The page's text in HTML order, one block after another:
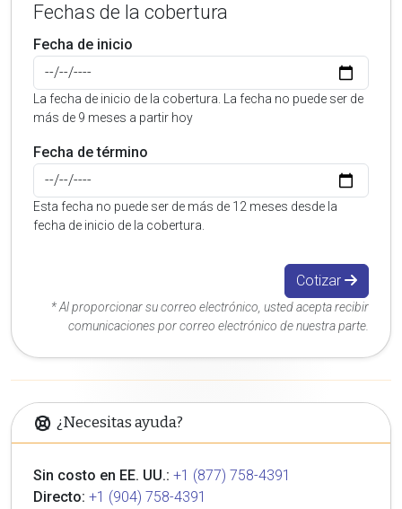
Fechas de la cobertura
Fecha de inicio
La fecha de inicio de la cobertura. La fecha no puede ser de
más de 9 meses a partir hoy
Fecha de término
Esta fecha no puede ser de más de 12 meses desde la
fecha de inicio de la cobertura.
Cotizar
* Al proporcionar su correo electrónico, usted acepta recibir
comunicaciones por correo electrónico de nuestra parte.
¿Necesitas ayuda?
Sin costo en EE. UU.: +1 (877) 758-4391
Directo: +1 (904) 758-4391